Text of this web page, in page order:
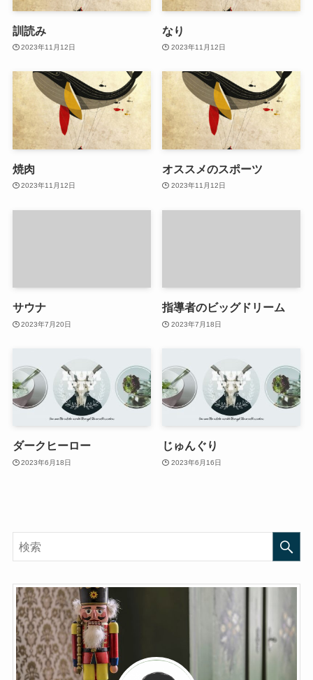
訓読み
2023年11月12日
なり
2023年11月12日
焼肉
2023年11月12日
オススメのスポーツ
2023年11月12日
サウナ
2023年7月20日
指導者のビッグドリーム
2023年7月18日
ダークヒーロー
2023年6月18日
じゅんぐり
2023年6月16日